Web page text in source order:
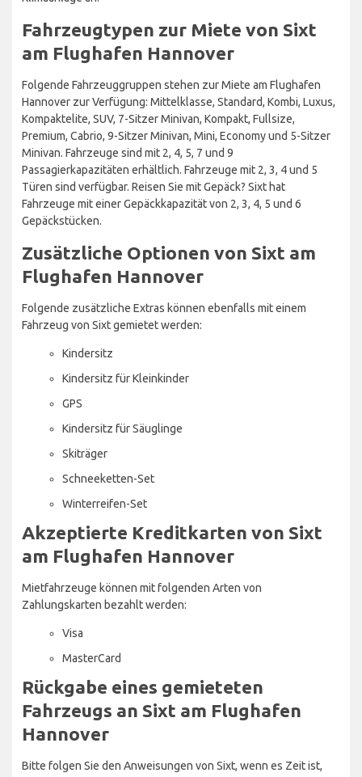
Fahrzeugtypen zur Miete von Sixt
am Flughafen Hannover
Folgende Fahrzeuggruppen stehen zur Miete am Flughafen
Hannover zur Verfügung: Mittelklasse, Standard, Kombi, Luxus,
Kompaktelite, SUV, 7-Sitzer Minivan, Kompakt, Fullsize,
Premium, Cabrio, 9-Sitzer Minivan, Mini, Economy und 5-Sitzer
Minivan. Fahrzeuge sind mit 2, 4, 5, 7 und 9
Passagierkapazitäten erhältlich. Fahrzeuge mit 2, 3, 4 und 5
Türen sind verfügbar. Reisen Sie mit Gepäck? Sixt hat
Fahrzeuge mit einer Gepäckkapazität von 2, 3, 4, 5 und 6
Gepäckstücken.
Zusätzliche Optionen von Sixt am
Flughafen Hannover
Folgende zusätzliche Extras können ebenfalls mit einem
Fahrzeug von Sixt gemietet werden:
Kindersitz
Kindersitz für Kleinkinder
GPS
Kindersitz für Säuglinge
Skiträger
Schneeketten-Set
Winterreifen-Set
Akzeptierte Kreditkarten von Sixt
am Flughafen Hannover
Mietfahrzeuge können mit folgenden Arten von
Zahlungskarten bezahlt werden:
Visa
MasterCard
Rückgabe eines gemieteten
Fahrzeugs an Sixt am Flughafen
Hannover
Bitte folgen Sie den Anweisungen von Sixt, wenn es Zeit ist,